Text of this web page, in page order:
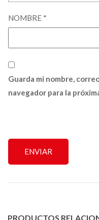
NOMBRE *
Guarda mi nombre,
navegador para la
PRODUCTOS